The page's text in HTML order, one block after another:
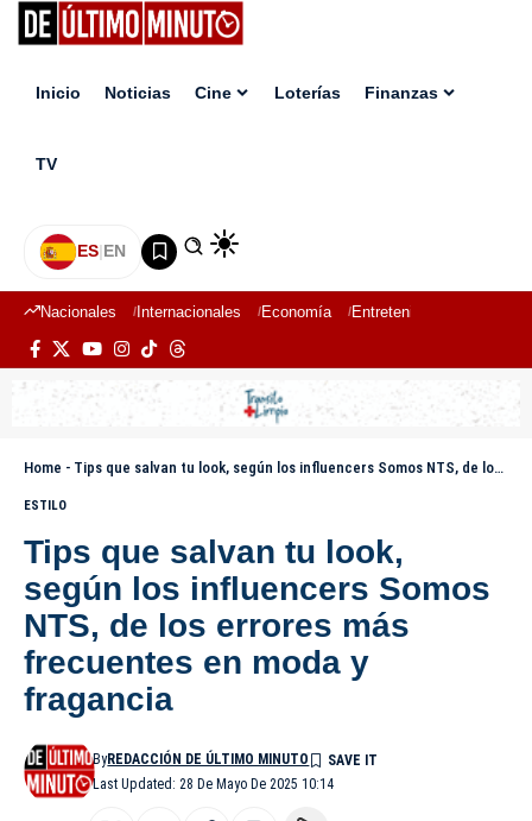
Inicio Noticias Cine Loterías Finanzas
TV
ES|EN
Nacionales Internacionales Economía Entretenimiento
Home - Tips que salvan tu look, según los influencers Somos NTS, de los errores más frecuentes en moda y fragancia
ESTILO
Tips que salvan tu look,
según los influencers Somos
NTS, de los errores más
frecuentes en moda y
fragancia
Last Updated: 28 De Mayo De 2025 10:14
ByREDACCIÓN DE ÚLTIMO MINUTO